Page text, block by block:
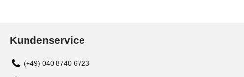
Kundenservice
(+49) 040 8740 6723